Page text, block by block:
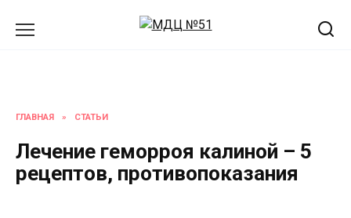
ГЛАВНАЯ » СТАТЬИ
Лечение геморроя калиной – 5
рецептов, противопоказания